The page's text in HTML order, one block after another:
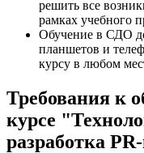
решить все
рамках учебного
Обучение в СДО
планшетов и
курсу в любом
Требования к
курсе
разработка